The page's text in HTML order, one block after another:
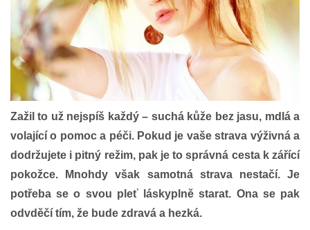
Zažil to už nejspíš každý – suchá kůže bez jasu, mdlá a
volající o pomoc a péči. Pokud je vaše strava výživná a
dodržujete i pitný režim, pak je to správná cesta k zářící
pokožce. Mnohdy však samotná strava nestačí. Je
potřeba se o svou pleť láskyplně starat. Ona se pak
odvděčí tím, že bude zdravá a hezká.